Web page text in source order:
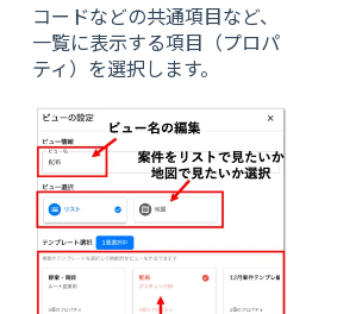
コードなどの共通項目など、
一覧に表示する項目（プロパ
ティ）を選択します。